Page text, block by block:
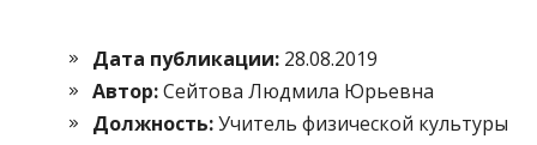
Дата публикации: 28.08.2019
Автор:Сейтова Людмила Юрьевна
Должность:Учитель физической культуры